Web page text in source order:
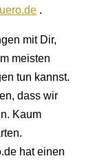
.
mit Dir,
meisten
tun kannst.
dass wir
Kaum
hat einen